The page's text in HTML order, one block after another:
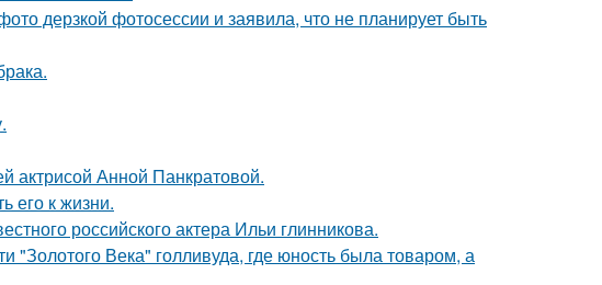
дерзкой фотосессии и заявила, что не планирует быть
актрисой Анной Панкратовой.
его к жизни.
российского актера Ильи глинникова.
"Золотого Века" голливуда, где юность была товаром, а